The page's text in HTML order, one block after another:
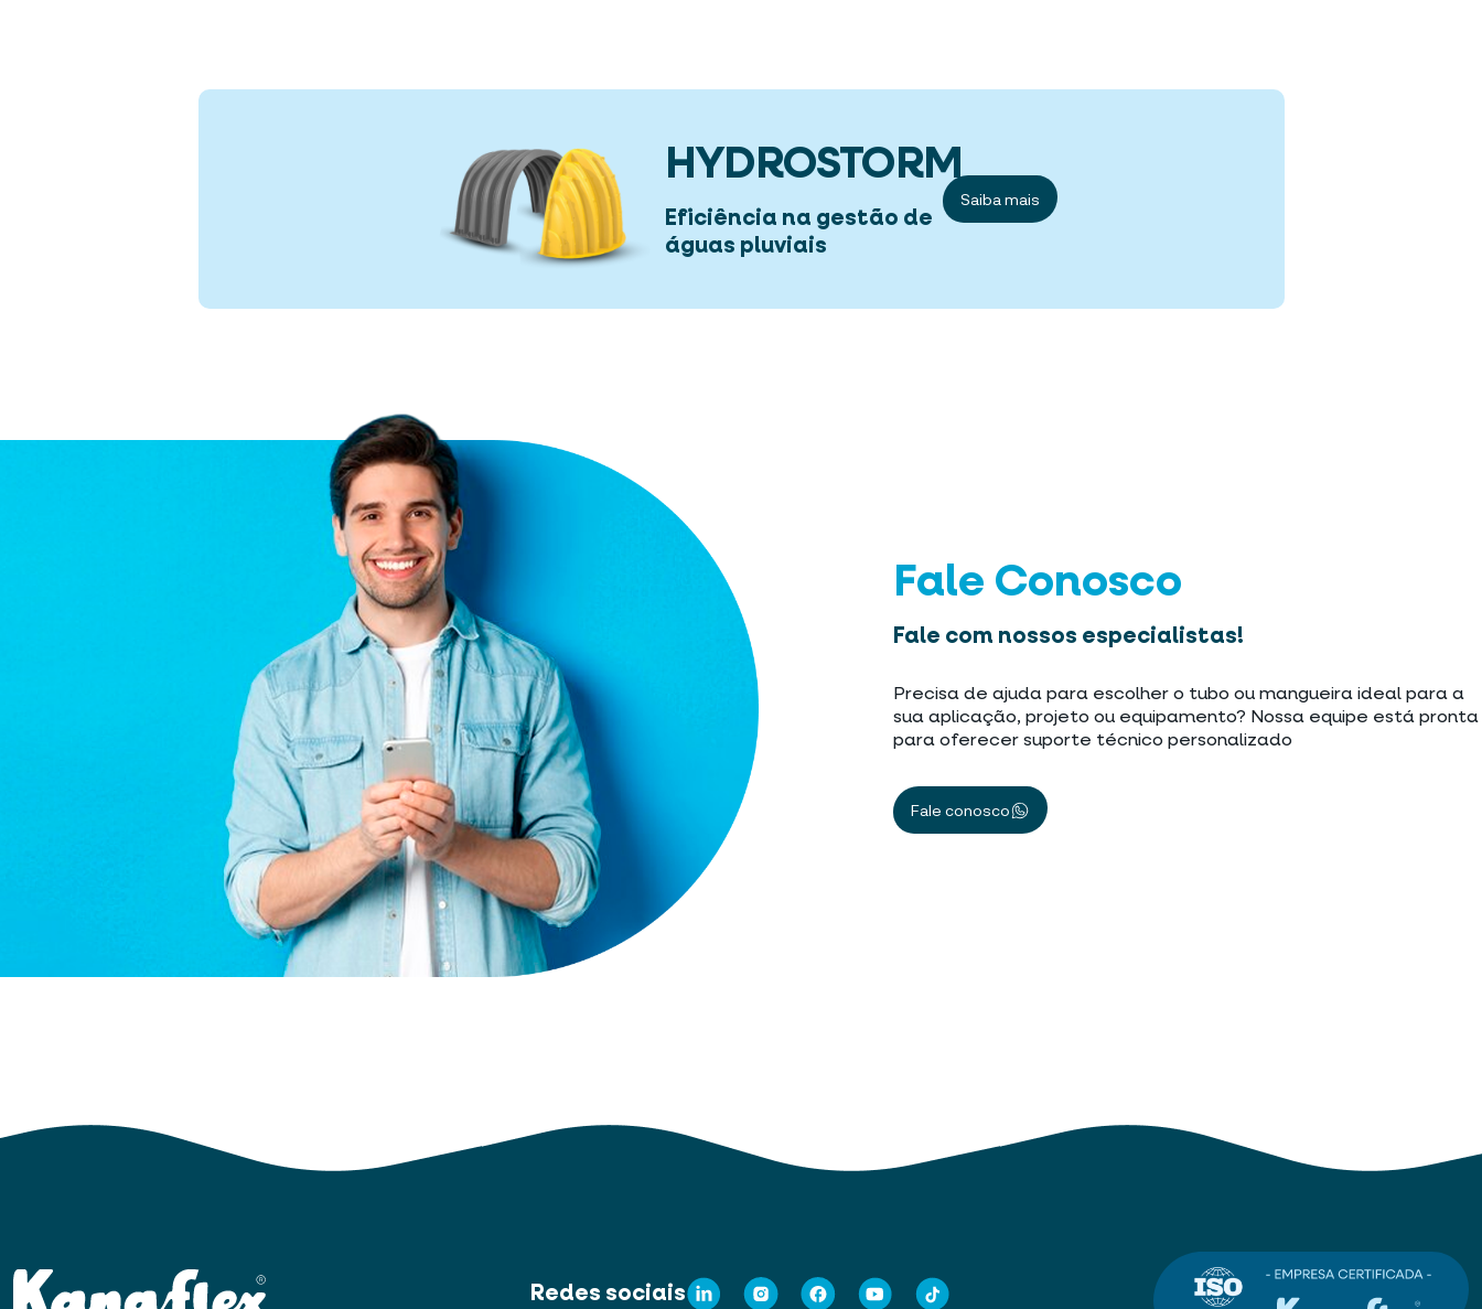
HYDROSTORM
Eficiência na gestão de
águas pluviais
Saiba mais
Fale Conosco
Fale com nossos especialistas!
Precisa de ajuda para escolher o tubo ou mangueira ideal para a
sua aplicação, projeto ou equipamento? Nossa equipe está pronta
para oferecer suporte técnico personalizado
Fale conosco
Redes sociais